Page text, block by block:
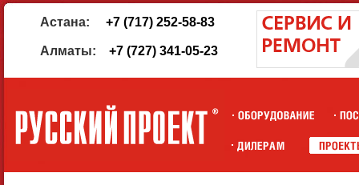
Астана: +7 (717) 252-58-83
Алматы: +7 (727) 341-05-23